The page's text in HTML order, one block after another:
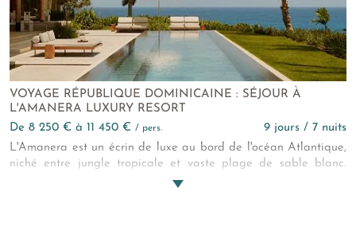
VOYAGE RÉPUBLIQUE DOMINICAINE : SÉJOUR À
L'AMANERA LUXURY RESORT
de 8 250 € à 11 450 € / pers.
9 jours / 7 nuits
L'Amanera est un écrin de luxe au bord de l'océan Atlantique,
niché entre jungle tropicale et vaste plage de sable blanc.
L'hôtel 5* se distingue par son architecture moderne, ouverte